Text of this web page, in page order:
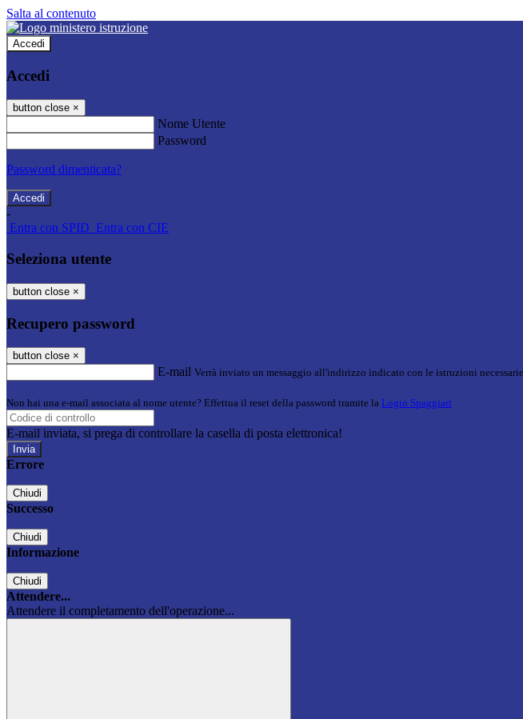
Salta al contenuto
Accedi
Accedi
button close ×
Nome Utente
Password
Password dimenticata?
-
Entra con SPID Entra con CIE
Seleziona utente
button close ×
Recupero password
button close ×
E-mail Verrà inviato un messaggio all'indirizzo indicato con le istruzioni
Non hai una e-mail associata al nome utente? Effettua il reset della password tramite la Login Spaggiari
E-mail inviata, si prega di controllare la casella di posta elettronica!
Errore
Chiudi
Successo
Chiudi
Informazione
Chiudi
Attendere...
Attendere il completamento dell'operazione...